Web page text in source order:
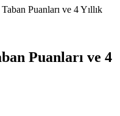
Puanları ve 4 Yıllık
Puanları ve 4